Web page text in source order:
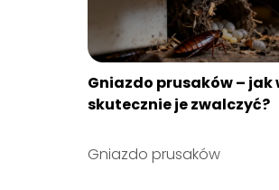
Gniazdo prusaków –
skutecznie je zwalczyć?
Gniazdo prusaków